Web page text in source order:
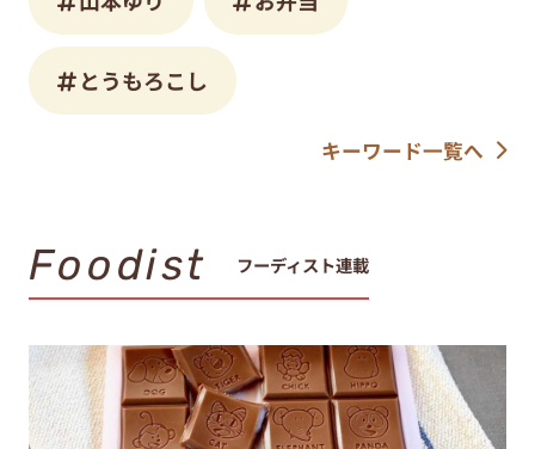
とうもろこし
キーワード一覧へ
Foodist フーディスト連載